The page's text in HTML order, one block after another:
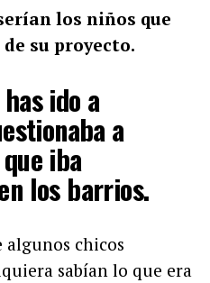
los niños que
su proyecto.
ido a
a
iba
los barrios.
algunos chicos
sabían lo que era